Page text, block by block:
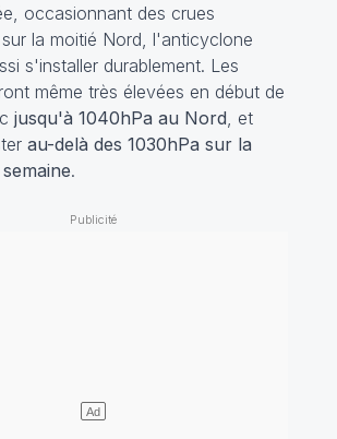
occasionnant des crues
la moitié Nord, l'anticyclone
s'installer durablement. Les
même très élevées en début de
jusqu'à 1040hPa au Nord , et
au-delà des 1030hPa sur la
.